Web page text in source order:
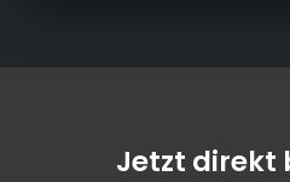
Jetzt direkt